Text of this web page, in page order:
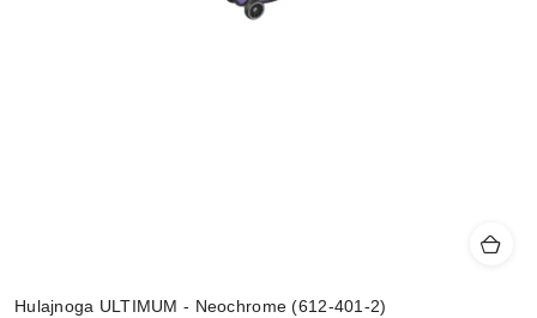
Hulajnoga ULTIMUM - Neochrome (612-401-2)